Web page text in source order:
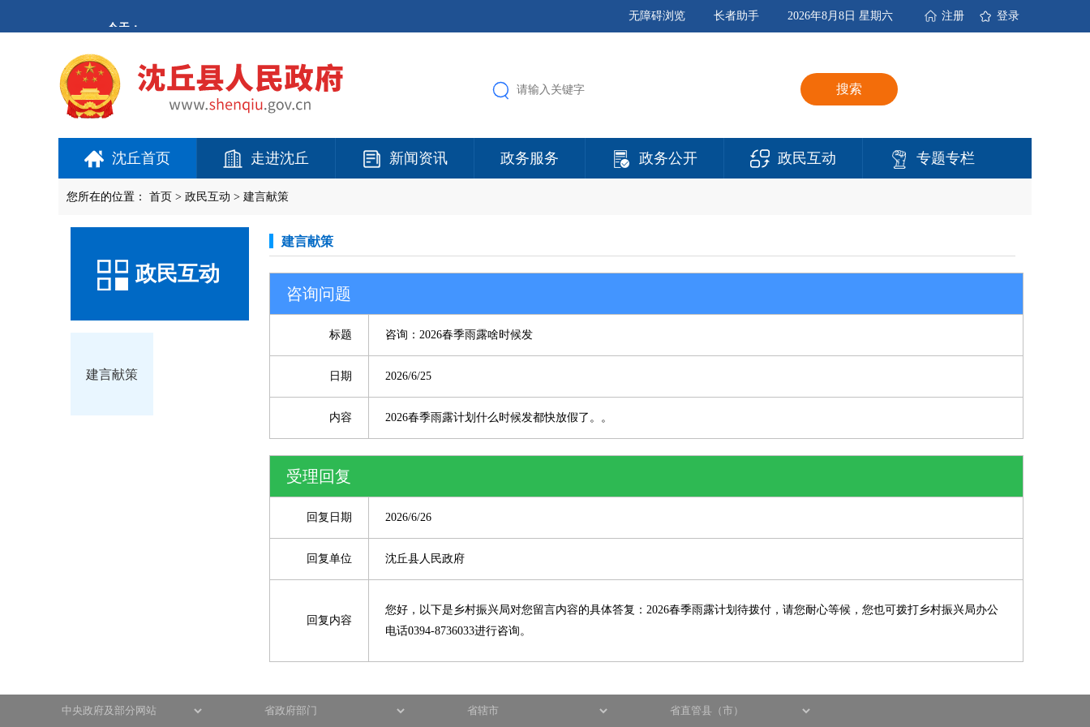
登录
注册
2026年8月8日 星期六
长者助手
无障碍浏览
搜索
沈丘首页 走进沈丘 新闻资讯 政务服务 政务公开 政民互动 专题专栏
您所在的位置： 首页 > 政民互动 > 建言献策
政民互动
建言献策
建言献策
咨询问题
标题 咨询：2026春季雨露啥时候发
日期 2026/6/25
内容 2026春季雨露计划什么时候发都快放假了。。
受理回复
回复日期 2026/6/26
回复单位 沈丘县人民政府
回复内容
您好，以下是乡村振兴局对您留言内容的具体答复：2026春季雨露计划待拨付，请您耐心等候，您也可拨打乡村振兴局办公
电话0394-8736033进行咨询。